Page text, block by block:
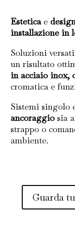
Esteticae
installazione in
Soluzioni
un risultato
in acciaio inox,
cromatica e
Sistemi singolo
ancoraggio sia
strappo o
ambiente.
Guarda